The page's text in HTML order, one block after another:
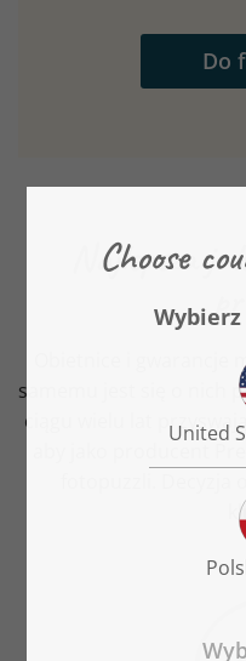
Do
Najlepsza
Obietnice i gwarancje
samemu jest się o nich
ciągu wielu lat
aby jako producent
fotopuzzli. Decyzja